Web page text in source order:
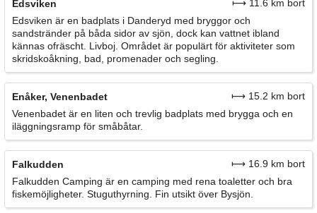
Edsviken
⟼ 11.6 km bort
Edsviken är en badplats i Danderyd med bryggor och
sandstränder på båda sidor av sjön, dock kan vattnet ibland
kännas ofräscht. Livboj. Området är populärt för aktiviteter som
skridskoåkning, bad, promenader och segling.
Enåker, Venenbadet
⟼ 15.2 km bort
Venenbadet är en liten och trevlig badplats med brygga och en
iläggningsramp för småbåtar.
Falkudden
⟼ 16.9 km bort
Falkudden Camping är en camping med rena toaletter och bra
fiskemöjligheter. Stuguthyrning. Fin utsikt över Bysjön.